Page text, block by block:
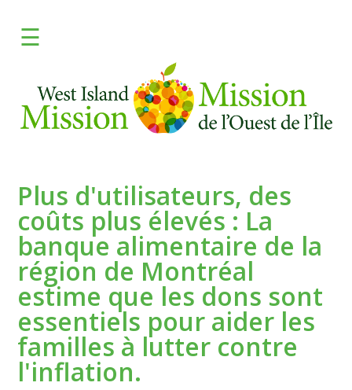
☰ENGLISH
FAITES UN DON
Apprendre
Programmes
Frais
Médias
Besoin d'aide?
Nous Joindre
Plus d'utilisateurs, des
coûts plus élevés : La
banque alimentaire de la
région de Montréal
estime que les dons sont
essentiels pour aider les
familles à lutter contre
l'inflation.